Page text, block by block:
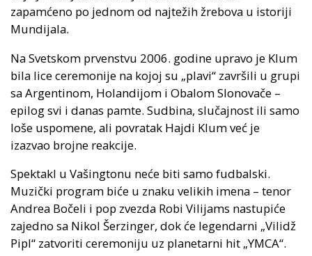
zapamćeno po jednom od najtežih žrebova u istoriji
Mundijala.
Na Svetskom prvenstvu 2006. godine upravo je Klum
bila lice ceremonije na kojoj su „plavi“ završili u grupi
sa Argentinom, Holandijom i Obalom Slonovače –
epilog svi i danas pamte. Sudbina, slučajnost ili samo
loše uspomene, ali povratak Hajdi Klum već je
izazvao brojne reakcije.
Spektakl u Vašingtonu neće biti samo fudbalski.
Muzički program biće u znaku velikih imena – tenor
Andrea Bočeli i pop zvezda Robi Vilijams nastupiće
zajedno sa Nikol Šerzinger, dok će legendarni „Vilidž
Pipl“ zatvoriti ceremoniju uz planetarni hit „YMCA“.